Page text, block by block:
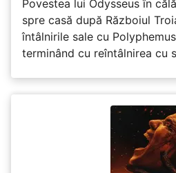
Povestea lui Odysseus în
spre casă după Războiul
întâlnirile sale cu
terminând cu reîntâlnirea cu